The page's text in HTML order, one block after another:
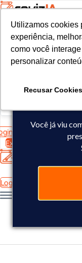
Você já viu
Utilizamos cookies
experiência,
como você
personalizar
Recusar Cookies
Utilizamos cookies
experiência,
como você
personalizar
Recusar Cookies
<!-- Google tag
<script async
<script>
window.dataLayer =
gtag('config', 'AW-
Experimente Grátis
Login